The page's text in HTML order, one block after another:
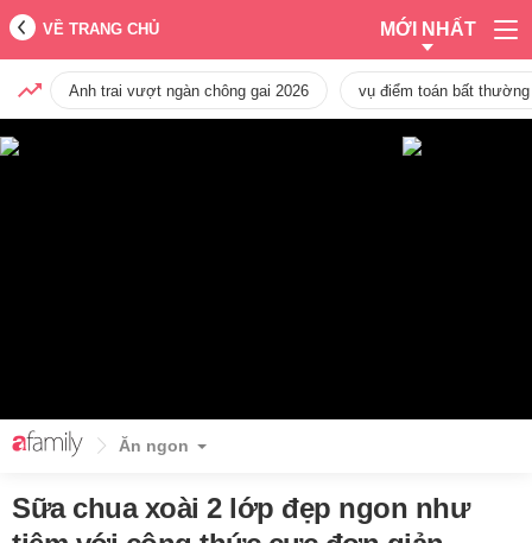
VỀ TRANG CHỦ MỚI NHẤT
Anh trai vượt ngàn chông gai 2026 vụ điểm toán bất
Ăn ngon
Sữa chua xoài 2 lớp đẹp ngon như